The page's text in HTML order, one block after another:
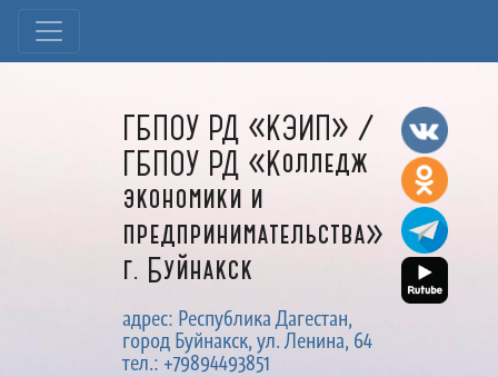
ГБПОУ РД «КЭИП» /
ГБПОУ РД «Колледж
экономики и
предпринимательства»
г. Буйнакск
адрес: Республика Дагестан,
город Буйнакск, ул. Ленина, 64
тел.: +79894493851